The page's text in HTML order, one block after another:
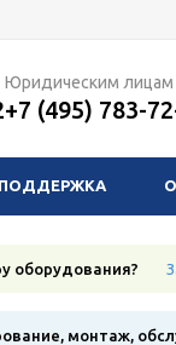
Юридическим лицам
+7 (495) 783-
ПОДДЕРЖКА
оборудования?
монтаж,